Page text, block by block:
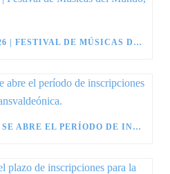
3, 4 Y 5 DE JULIO DE 2026 | FESTIVAL DE MÚSICAS DEL MUNDO, MUSICARES
EL 29 DE JUNIO DE 2026 SE ABRE EL PERÍODO DE INSCRIPCIONES PARA LA XI EDICIÓN DE LA TRANSVALDEÓNICA.